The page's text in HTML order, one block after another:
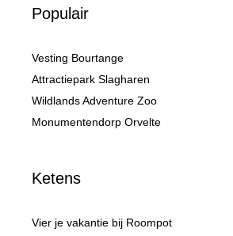
Populair
Vesting Bourtange
Attractiepark Slagharen
Wildlands Adventure Zoo
Monumentendorp Orvelte
Ketens
Vier je vakantie bij Roompot